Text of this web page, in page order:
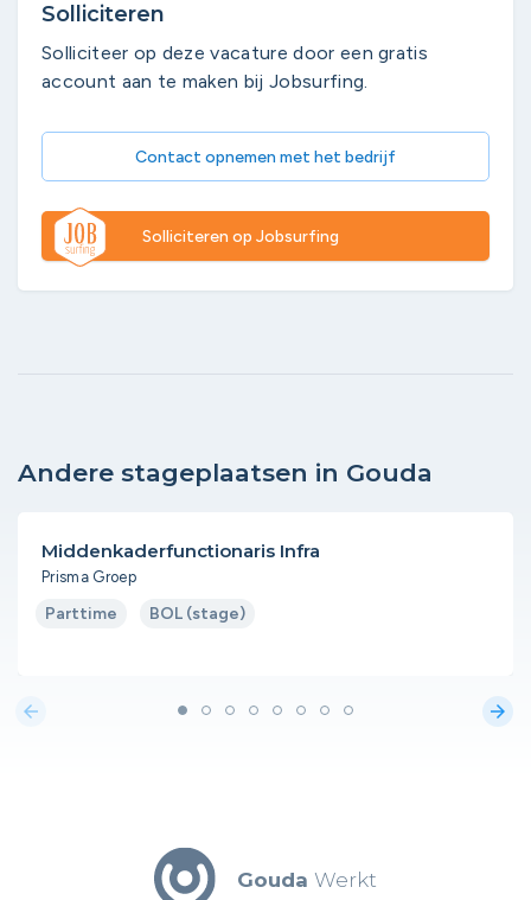
Solliciteren
Solliciteer op deze vacature door een gratis
account aan te maken bij Jobsurfing.
Contact opnemen met het bedrijf
Solliciteren op Jobsurfing
Andere stageplaatsen in Gouda
Middenkaderfunctionaris Infra
Prisma Groep
Parttime BOL (stage)
arrow_back arrow_forward
Gouda Werkt